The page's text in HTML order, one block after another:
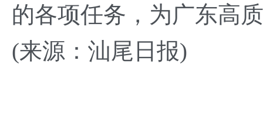
的各项任务，为广东高
(来源：汕尾日报)